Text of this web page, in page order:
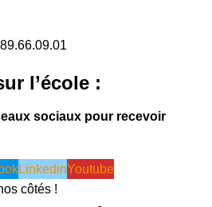
l’école :
sociaux pour recevoir
LinkedinYoutube
côtés !